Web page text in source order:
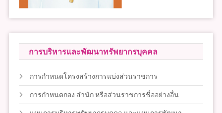
การบริหารและพัฒนาทรัพยากรบุคคล
การกำหนดโครงสร้างการแบ่งส่วนราชการ
การกำหนดกอง สำนัก หรือส่วนราชการชื่ออย่างอื่น